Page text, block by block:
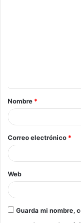
a
r
*
Nombre *
Correo electrónico *
Web
Guarda mi nombre,